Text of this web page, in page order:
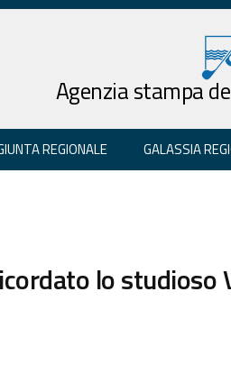
Agenzia stampa
REGIONALE GALASSIA
lo studioso